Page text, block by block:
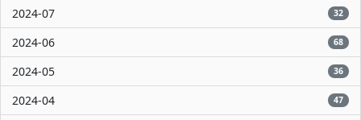
2024-07 32
2024-06 68
2024-05 36
2024-04 47